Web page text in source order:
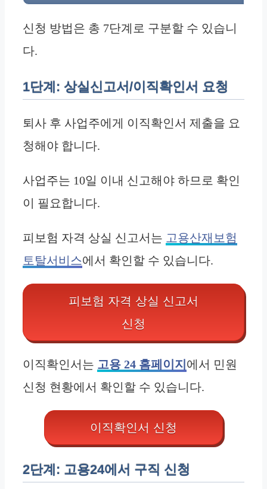
신청 방법은 총 7단계로 구분할 수 있습니
다.
1단계: 상실신고서/이직확인서 요청
퇴사 후 사업주에게 이직확인서 제출을 요
청해야 합니다.
사업주는 10일 이내 신고해야 하므로 확인
이 필요합니다.
피보험 자격 상실 신고서는 고용산재보험
토탈서비스에서 확인할 수 있습니다.
피보험 자격 상실 신고서
신청
이직확인서는 고용 24 홈페이지 에서 민원
신청 현황에서 확인할 수 있습니다.
이직확인서 신청
2단계: 고용24에서 구직 신청